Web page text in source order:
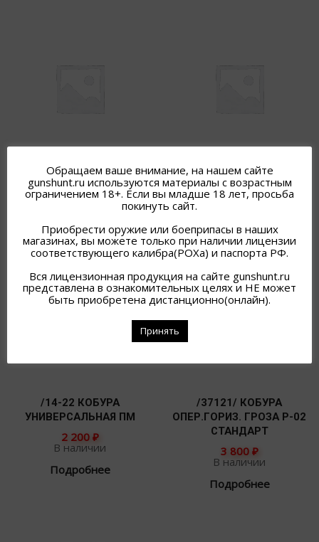
/127-3/КОБУРА
“МАКАРЫЧ” (III)
2 200₽
Подробнее
/135/ КОБУРА “ЛИДЕР ТТ”
НАПЛЕЧНАЯ
2 200 ₽
Подробнее
/14-22 КОБУРА
УНИВЕРСАЛЬНАЯ ПМ
2 200 ₽
В наличии
Подробнее
/37121/ КОБУРА
ОПЕР.ГОРИЗ. ГРОЗА Р-02
СТАНДАРТ
3 800 ₽
В наличии
Подробнее
Обращаем ваше внимание, на нашем сайте
gunshunt.ru используются материалы с возрастным
ограничением 18+. Если вы младше 18 лет, просьба
покинуть сайт.
Приобрести оружие или боеприпасы в наших
магазинах, вы можете только при наличии лицензии
соответствующего калибра(РОХа) и паспорта РФ.
Вся лицензионная продукция на сайте gunshunt.ru
представлена в ознакомительных целях и НЕ может
быть приобретена дистанционно(онлайн).
Принять